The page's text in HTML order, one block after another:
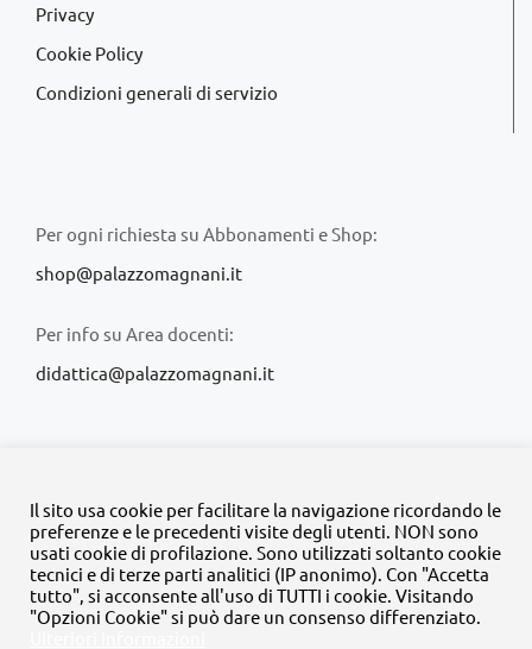
Privacy
Cookie Policy
Condizioni generali di servizio
Per ogni richiesta su Abbonamenti e Shop:
shop@palazzomagnani.it
Per info su Area docenti:
didattica@palazzomagnani.it
© Copyright 2020 -2026 | Tutti i diritti riservati | MyFpm è un
progetto dellaFondazione Palazzo Magnani
Il sito usa cookie per facilitare la navigazione ricordando le
preferenze e le precedenti visite degli utenti. NON sono
usati cookie di profilazione. Sono utilizzati soltanto cookie
tecnici e di terze parti analitici (IP anonimo). Con "Accetta
tutto", si acconsente all'uso di TUTTI i cookie. Visitando
"Opzioni Cookie" si può dare un consenso differenziato.